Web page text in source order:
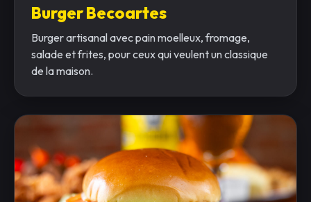
Burger Becoartes
Burger artisanal avec pain moelleux, fromage,
salade et frites, pour ceux qui veulent un classique
de la maison.